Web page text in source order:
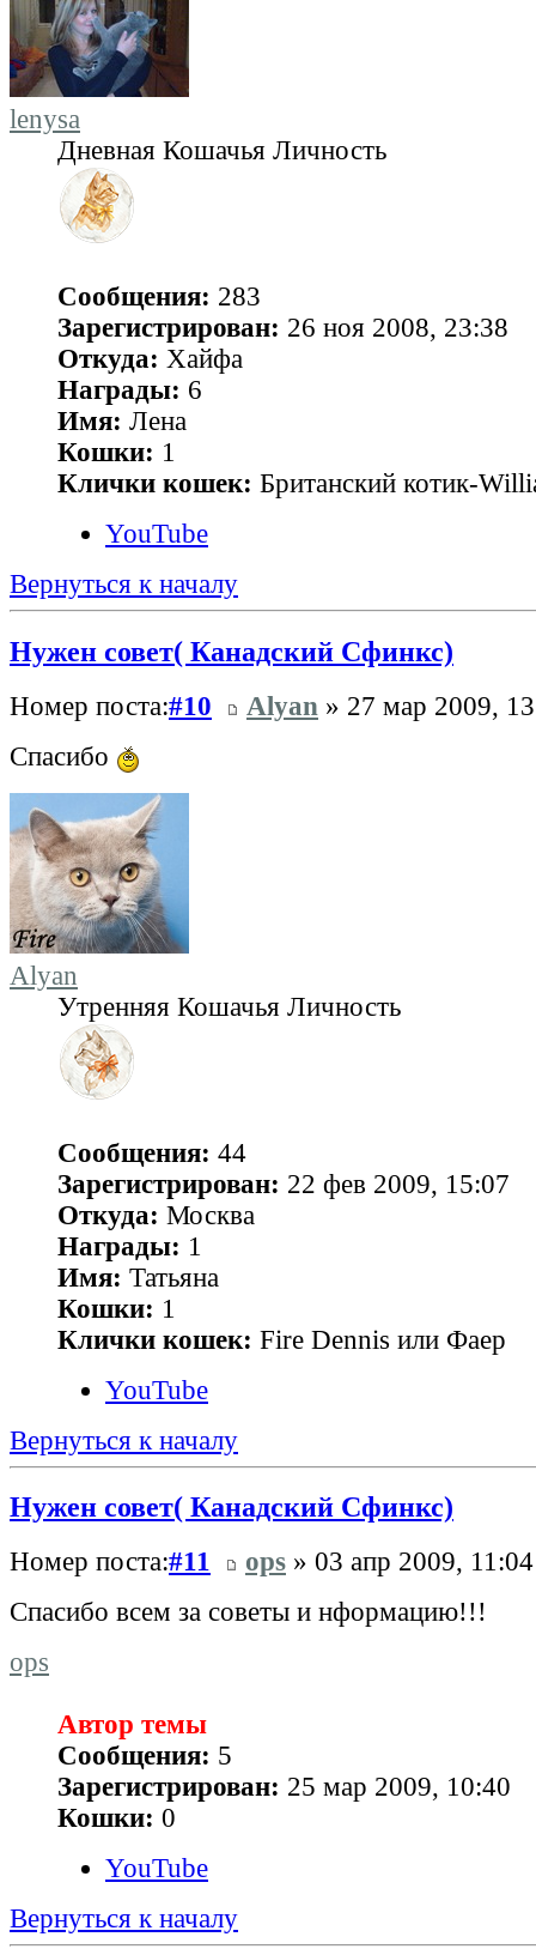
lenysa
Дневная Кошачья Личность
Сообщения: 283
Зарегистрирован: 26 ноя 2008, 23:38
Откуда: Хайфа
Награды: 6
Имя: Лена
Кошки: 1
Клички кошек: Британский котик-
YouTube
Вернуться к началу
Нужен совет( Канадский Сфинкс)
Номер поста:#10 Alyan » 27 мар 2009,
Спасибо
Alyan
Утренняя Кошачья Личность
Сообщения: 44
Зарегистрирован: 22 фев 2009, 15:07
Откуда: Москва
Награды: 1
Имя: Татьяна
Кошки: 1
Клички кошек: Fire Dennis или Фаер
YouTube
Вернуться к началу
Нужен совет( Канадский Сфинкс)
Номер поста:#11 ops » 03 апр 2009, 11:04
Спасибо всем за советы и нформацию!!!
ops
Автор темы
Сообщения: 5
Зарегистрирован: 25 мар 2009, 10:40
Кошки: 0
YouTube
Вернуться к началу